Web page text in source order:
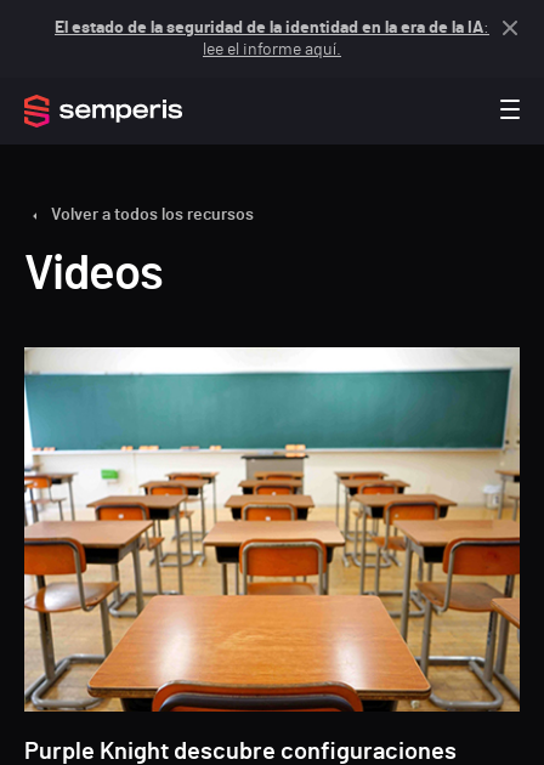
El estado de la seguridad de la identidad en la era de la IA:
lee el informe aquí.
Volver a todos los recursos
Videos
Purple Knight descubre configuraciones